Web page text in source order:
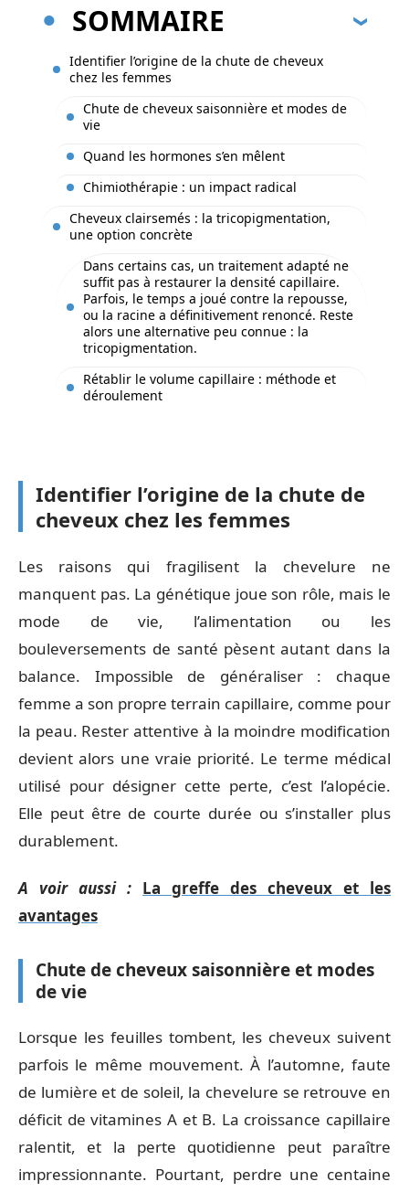
SOMMAIRE
Identifier l’origine de la chute de cheveux
chez les femmes
Chute de cheveux saisonnière et modes de
vie
Quand les hormones s’en mêlent
Chimiothérapie : un impact radical
Cheveux clairsemés : la tricopigmentation,
une option concrète
Dans certains cas, un traitement adapté ne
suffit pas à restaurer la densité capillaire.
Parfois, le temps a joué contre la repousse,
ou la racine a définitivement renoncé. Reste
alors une alternative peu connue : la
tricopigmentation.
Rétablir le volume capillaire : méthode et
déroulement
Identifier l’origine de la chute de
cheveux chez les femmes
Les raisons qui fragilisent la chevelure ne
manquent pas. La génétique joue son rôle, mais le
mode de vie, l’alimentation ou les
bouleversements de santé pèsent autant dans la
balance. Impossible de généraliser : chaque
femme a son propre terrain capillaire, comme pour
la peau. Rester attentive à la moindre modification
devient alors une vraie priorité. Le terme médical
utilisé pour désigner cette perte, c’est l’alopécie.
Elle peut être de courte durée ou s’installer plus
durablement.
A voir aussi : La greffe des cheveux et les
avantages
Chute de cheveux saisonnière et modes
de vie
Lorsque les feuilles tombent, les cheveux suivent
parfois le même mouvement. À l’automne, faute
de lumière et de soleil, la chevelure se retrouve en
déficit de vitamines A et B. La croissance capillaire
ralentit, et la perte quotidienne peut paraître
impressionnante. Pourtant, perdre une centaine